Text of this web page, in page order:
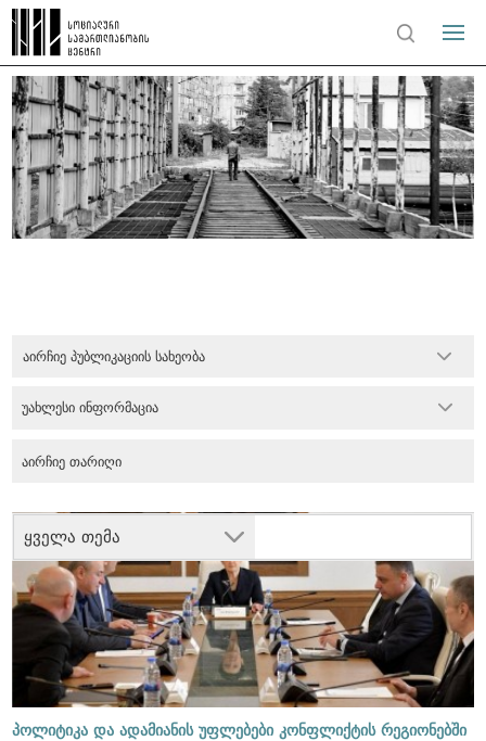
აირჩიე პუბლიკაციის სახეობა
ყველა თემა
უახლესი ინფორმაცია
პოლიტიკა და ადამიანის უფლებები კონფლიქტის რეგიონებში